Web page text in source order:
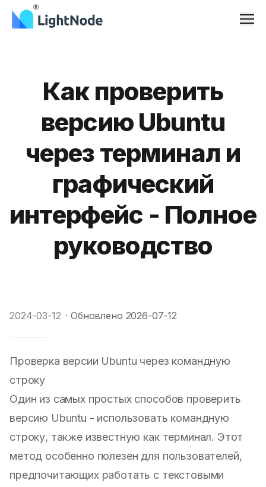
Как проверить
версию Ubuntu
через терминал и
графический
интерфейс - Полное
руководство
2024-03-12 ·Обновлено 2026-07-12
Проверка версии Ubuntu через командную
строку
Один из самых простых способов проверить
версию Ubuntu - использовать командную
строку, также известную как терминал. Этот
метод особенно полезен для пользователей,
предпочитающих работать с текстовыми